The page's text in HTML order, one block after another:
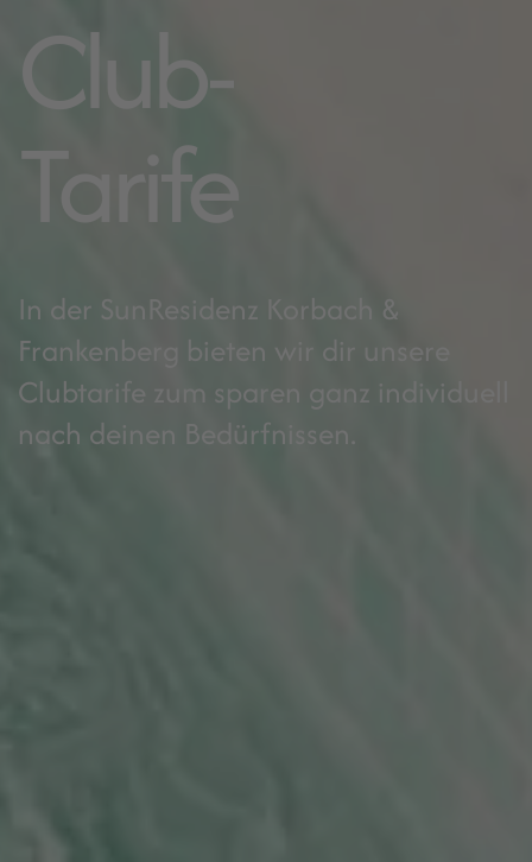
Club-
Tarife
In der SunResidenz Korbach &
Frankenberg bieten wir dir unsere
Clubtarife zum sparen ganz individuell
nach deinen Bedürfnissen.